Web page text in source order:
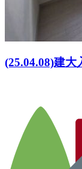
(25.04.08)建大